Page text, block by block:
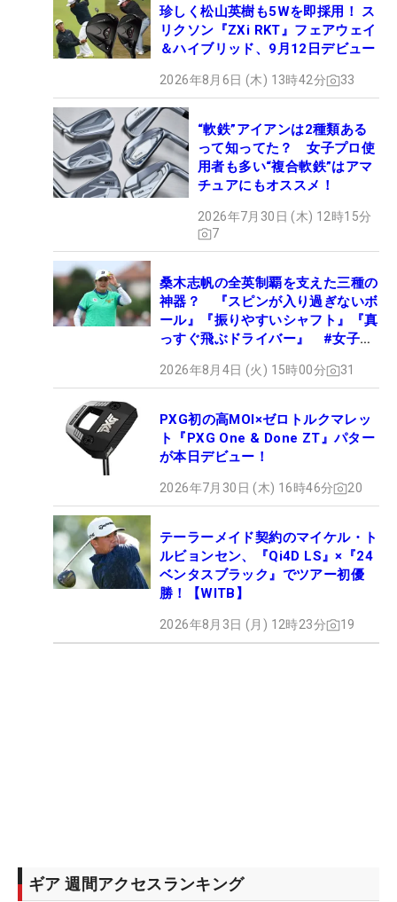
珍しく松山英樹も5Wを即採用！ ス
リクソン『ZXi RKT』フェアウェイ
＆ハイブリッド、9月12日デビュー
2026年8月6日 (木) 13時42分 33
“軟鉄”アイアンは2種類ある
って知ってた？ 女子プロ使
用者も多い“複合軟鉄”はアマ
チュアにもオススメ！
2026年7月30日 (木) 12時15分
7
桑木志帆の全英制覇を支えた三種の
神器？ 『スピンが入り過ぎないボ
ール』『振りやすいシャフト』『真
っすぐ飛ぶドライバー』 #女子プ
2026年8月4日 (火) 15時00分 31
PXG初の高MOI×ゼロトルクマレッ
ト『PXG One & Done ZT』パター
が本日デビュー！
2026年7月30日 (木) 16時46分 20
テーラーメイド契約のマイケル・ト
ルビョンセン、『Qi4D LS』×『24
ベンタスブラック』でツアー初優
勝！【WITB】
2026年8月3日 (月) 12時23分 19
ギア 週間アクセスランキング